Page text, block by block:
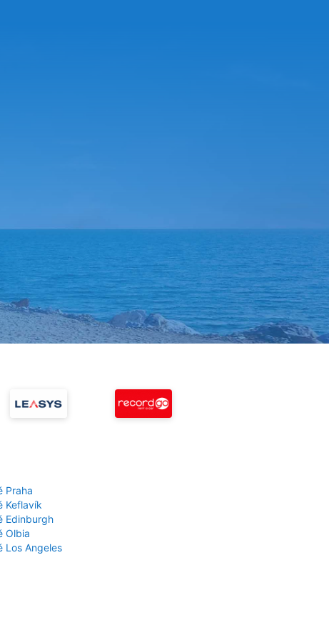
Praha
Keflavík
Edinburgh
Olbia
Los Angeles